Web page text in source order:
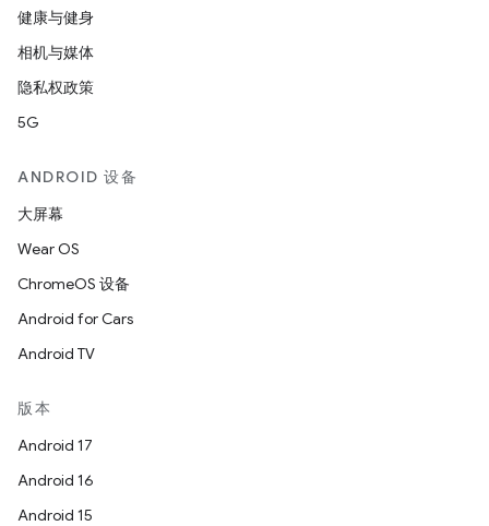
健康与健身
相机与媒体
隐私权政策
5G
ANDROID 设备
大屏幕
Wear OS
ChromeOS 设备
Android for Cars
Android TV
版本
Android 17
Android 16
Android 15